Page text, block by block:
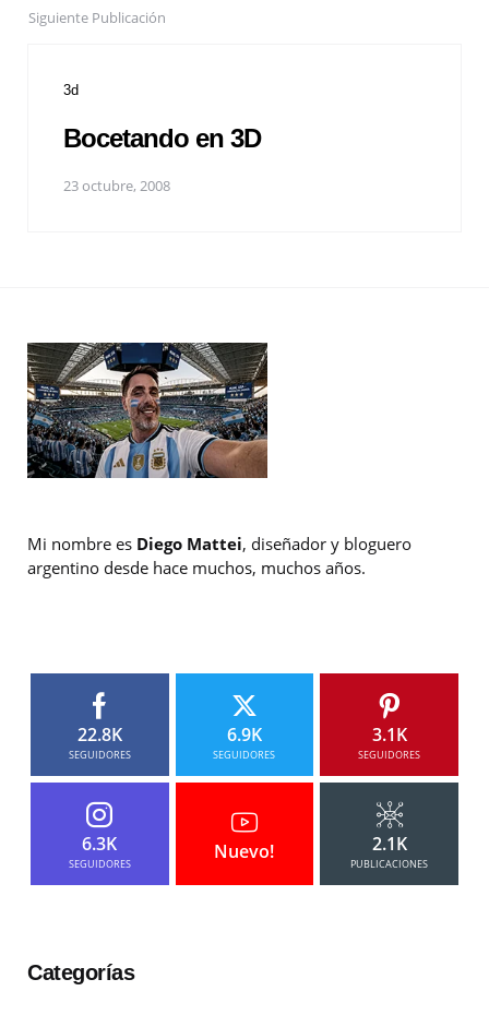
Siguiente Publicación
3d
Bocetando en 3D
23 octubre, 2008
Mi nombre es Diego Mattei, diseñador y bloguero
argentino desde hace muchos, muchos años.
22.8K
SEGUIDORES
6.9K
SEGUIDORES
3.1K
SEGUIDORES
6.3K
SEGUIDORES
Nuevo! 2.1K
PUBLICACIONES
Categorías